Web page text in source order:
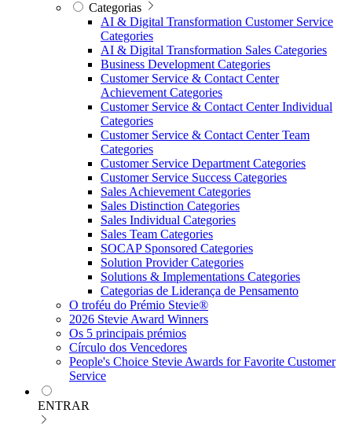
Categorias
AI & Digital Transformation Customer Service
Categories
AI & Digital Transformation Sales Categories
Business Development Categories
Customer Service & Contact Center
Achievement Categories
Customer Service & Contact Center Individual
Categories
Customer Service & Contact Center Team
Categories
Customer Service Department Categories
Customer Service Success Categories
Sales Achievement Categories
Sales Distinction Categories
Sales Individual Categories
Sales Team Categories
SOCAP Sponsored Categories
Solution Provider Categories
Solutions & Implementations Categories
Categorias de Liderança de Pensamento
O troféu do Prémio Stevie®
2026 Stevie Award Winners
Os 5 principais prémios
Círculo dos Vencedores
People's Choice Stevie Awards for Favorite Customer
Service
ENTRAR